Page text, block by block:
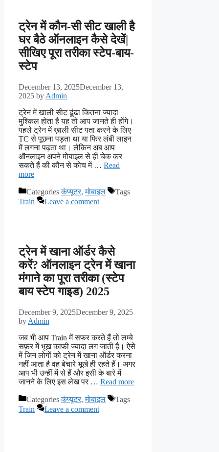
ट्रेन में कौन-सी सीट खाली है
घर बैठे ऑनलाइन कैसे देखें|
सीखिए पूरा तरीका स्टेप-बाय-
स्टेप
December 13, 2025December 13,
2025 by Admin
ट्रेन में खाली सीट ढूंढा कितना ज्यादा
मुश्किल होता है यह तो आप जानते ही होंगे।
पहले ट्रेन में ख़ाली सीट पता करने के लिए
TC से पूछना पड़ता था या फिर लंबी लाइन
में लगना पढ़ता था। लेकिन अब आप
ऑनलाइन अपने मोबाइल से ही चेक कर
सकते हैं की कौन से कोच में … Read
more
Categoriesकंप्यूटर,मोबाइल
Tags
Train
Leave a comment
ट्रेन में खाना ऑर्डर कैसे
करें? ऑनलाइन ट्रेन में खाना
मंगाने का पूरा तरीका (स्टेप
बाय स्टेप गाइड) 2025
December 9, 2025December 9, 2025
by Admin
जब भी आप Train में सफर करते हैं तो लम्बे
सफ़र में भूख काफी ज्यादा लग जाती है। ऐसे
में जिन लोगों को ट्रेन में खाना ऑर्डर करना
नहीं आता है वह बेचारे भूखे ही रहते हैं। अगर
आप भी उन्हीं में से हैं और इसी के बारे में
जानने के लिए इस लेख पर … Read more
Categoriesकंप्यूटर,मोबाइल
Tags
Train
Leave a comment